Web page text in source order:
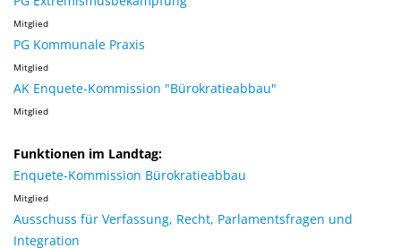
Mitglied
PG Kommunale Praxis
Mitglied
AK Enquete-Kommission "Bürokratieabbau"
Mitglied
Funktionen im Landtag:
Enquete-Kommission Bürokratieabbau
Mitglied
Ausschuss für Verfassung, Recht, Parlamentsfragen und
Integration